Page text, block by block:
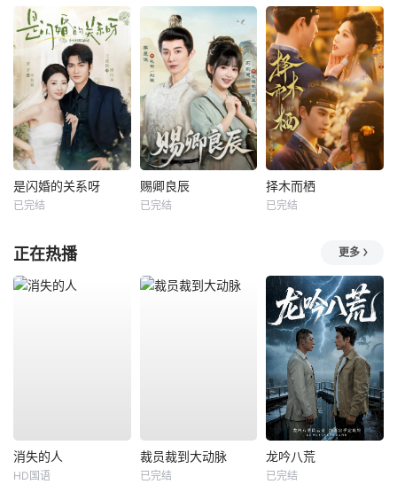
是闪婚的关系呀
已完结
赐卿良辰
已完结
择木而栖
已完结
正在热播 更多
消失的人
HD国语
裁员裁到大动脉
已完结
龙吟八荒
已完结